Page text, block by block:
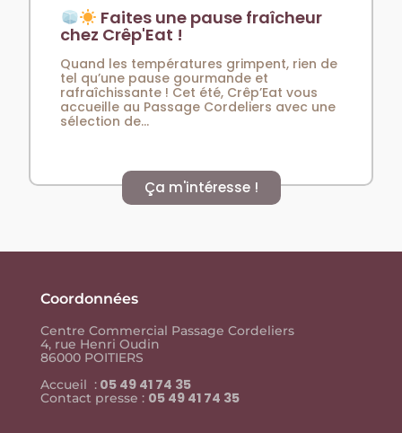
Faites une pause fraîcheur
chez Crêp'Eat !
Quand les températures grimpent, rien de
tel qu’une pause gourmande et
rafraîchissante ! Cet été, Crêp’Eat vous
accueille au Passage Cordeliers avec une
sélection de...
Ça m'intéresse !
Coordonnées
Centre Commercial Passage Cordeliers
4, rue Henri Oudin
86000 POITIERS
Accueil : 05 49 41 74 35
Contact presse : 05 49 41 74 35